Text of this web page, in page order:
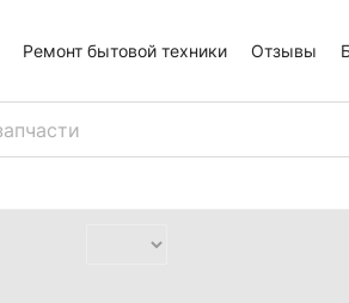
Ремонт бытовой техники Отзывы